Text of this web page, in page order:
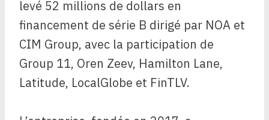
levé 52 millions de dollars en
financement de série B dirigé par NOA et
CIM Group, avec la participation de
Group 11, Oren Zeev, Hamilton Lane,
Latitude, LocalGlobe et FinTLV.